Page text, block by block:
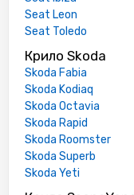
Seat Leon
Seat Toledo
Крило Skoda
Skoda Fabia
Skoda Kodiaq
Skoda Octavia
Skoda Rapid
Skoda Roomster
Skoda Superb
Skoda Yeti